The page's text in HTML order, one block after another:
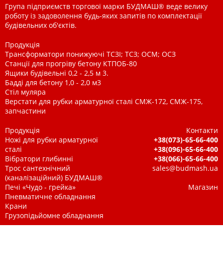
Група підприємств торгової марки БУДМАШ® веде велику
роботу із задоволення будь-яких запитів по комплектації
будівельних об'єктів.
Продукція
Трансформатори понижуючі ТСЗІ; ТСЗ; ОСМ; ОСЗ
Станції для прогріву бетону КТПОБ-80
Ящики будівельні 0,2 - 2,5 м 3.
Бадді для бетону 1,0 - 2,0 м3
Стіл муляра
Верстати для рубки арматурної сталі СМЖ-172, СМЖ-175,
запчастини
Продукція
Ножі для рубки арматурної
сталі
Вібратори глибинні
Трос сантехнічний
(каналізаційний) БУДМАШ®
Печі «Чудо - грейка»
Пневматичне обладнання
Крани
Грузопідьйомне обладнання
Контакти
+38(073)-65-66-400
+38(096)-65-66-400
+38(066)-65-66-400
sales@budmash.ua
Магазин